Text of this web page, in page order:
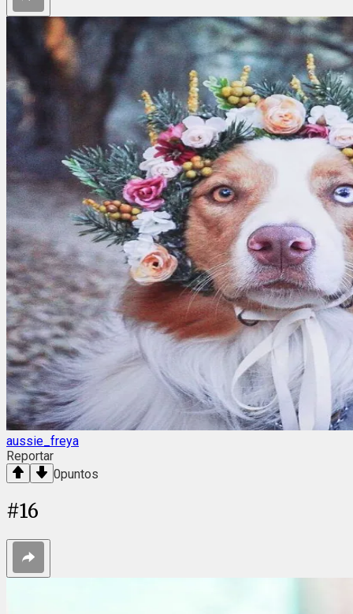
aussie_freya
Reportar
0puntos
#16